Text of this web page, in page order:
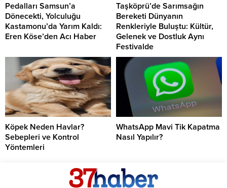
Pedalları Samsun’a
Dönecekti, Yolculuğu
Kastamonu’da Yarım Kaldı:
Eren Köse’den Acı Haber
Taşköprü’de Sarımsağın
Bereketi Dünyanın
Renkleriyle Buluştu: Kültür,
Gelenek ve Dostluk Aynı
Festivalde
Köpek Neden Havlar?
Sebepleri ve Kontrol
Yöntemleri
WhatsApp Mavi Tik Kapatma
Nasıl Yapılır?